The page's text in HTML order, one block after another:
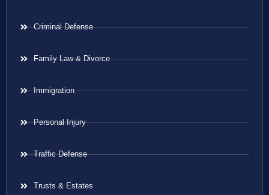
Criminal Defense
Family Law & Divorce
Immigration
Personal Injury
Traffic Defense
Trusts & Estates